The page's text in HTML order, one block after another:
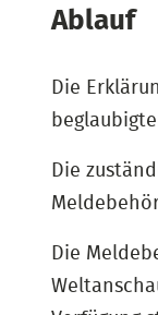
Ablauf
Die
Die
Die